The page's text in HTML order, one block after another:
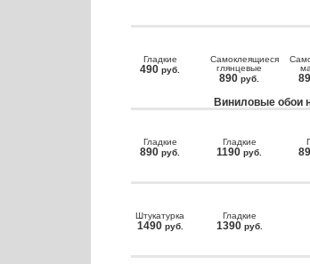
Гладкие
490 руб.
Самоклеящиеся
глянцевые
890 руб.
Виниловые обои
Гладкие
890 руб.
Гладкие
1190 руб.
Штукатурка
1490 руб.
Гладкие
1390 руб.